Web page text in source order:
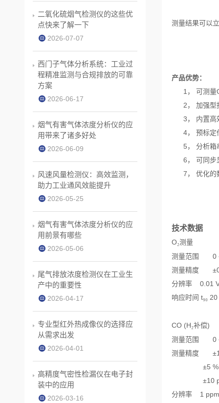
测量结果可以
产品优势：
1， 可测量
2， 加强型
3， 内置高
4， 预标定
5， 分析箱
6， 可同步
7， 优化的
技术数据
O₂测量
测量范围
0
测量精度
分辨率
0.01
响应时间 t₉₀
CO (H₂补偿)
测量范围
0
测量精度
±5 %
±10
分辨率
1
二氧化硫烟气检测仪的这些优
点快来了解一下
2026-07-07
西门子气体分析系统：工业过
程精准监测与合规排放的可靠
方案
2026-06-17
烟气有害气体浓度分析仪的应
用带来了诸多好处
2026-06-09
风速风量检测仪：高效监测，
助力工业通风效能提升
2026-05-25
烟气有害气体浓度分析仪的应
用前景有哪些
2026-05-06
尾气排放浓度检测仪在工业生
产中的重要性
2026-04-17
专业型红外热成像仪的选择应
从需求出发
2026-04-01
高精度气密性检漏仪在电子封
装中的应用
2026-03-16